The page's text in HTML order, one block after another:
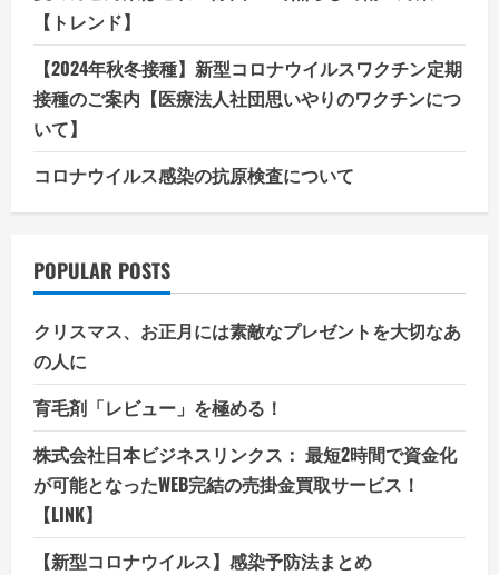
【トレンド】
【2024年秋冬接種】新型コロナウイルスワクチン定期
接種のご案内【医療法人社団思いやりのワクチンにつ
いて】
コロナウイルス感染の抗原検査について
POPULAR POSTS
クリスマス、お正月には素敵なプレゼントを大切なあ
の人に
育毛剤「レビュー」を極める！
株式会社日本ビジネスリンクス： 最短2時間で資金化
が可能となったWEB完結の売掛金買取サービス！
【LINK】
【新型コロナウイルス】感染予防法まとめ